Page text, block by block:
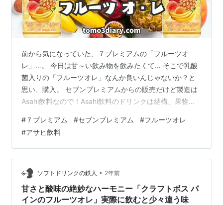
前から気になっていた、７プレミアムの「フルーツオ
レ」…。 今日は甘～い飲み物を飲みたくて… そこで乳酸
菌入りの「フルーツオレ」なんか良いんじゃないか？と
思い、購入。 セブンプレミアムからの販売だけど製造は
Asahi飲料なので！Asahi飲料のドリンクは結構、果物の
ね…。 ※この記事は広告及びアフィリエイト広告を利用し
ています セブンプレミアム【フルーツ オレ】を飲んでみ
た‼ はじめに・・・注意事項です！ セブンプレミアム
【フルーツオレ】を飲んでみた感想 成分・特性
（100ml）表示 原材料表示 TOMO の 好き（うまい） or
嫌い（まずい）の…
# ７プレミアム #セブンプレミアム #フルーツオレ
#アサヒ飲料
ソフトドリンクの鉄人 • 2年前
甘さと酸味の絶妙なハーモニー「クラフトボス パ
インのフルーツオレ」実際に飲むと少々違う味